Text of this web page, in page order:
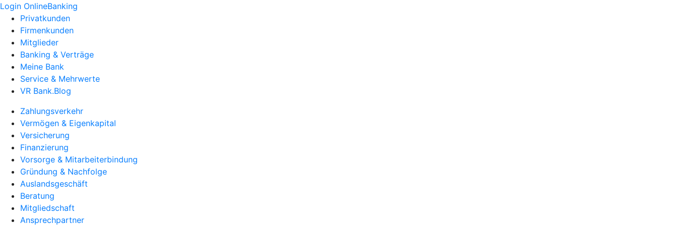
Login OnlineBanking
Privatkunden
Firmenkunden
Mitglieder
Banking & Verträge
Meine Bank
Service & Mehrwerte
VR Bank.Blog
Zahlungsverkehr
Vermögen & Eigenkapital
Versicherung
Finanzierung
Vorsorge & Mitarbeiterbindung
Gründung & Nachfolge
Auslandsgeschäft
Beratung
Mitgliedschaft
Ansprechpartner